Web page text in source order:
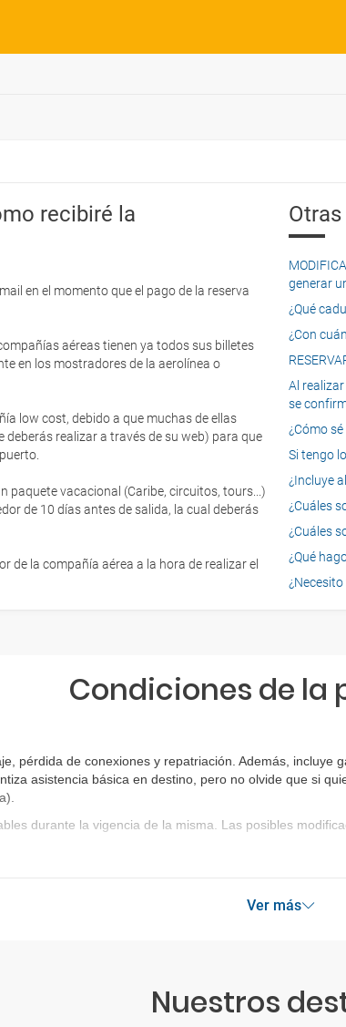
recibiré la
en el momento que el pago de la reserva
aéreas tienen ya todos sus billetes
en los mostradores de la aerolínea o
low cost, debido a que muchas de ellas
realizar a través de su web) para que
paquete vacacional (Caribe, circuitos, tours...)
de 10 días antes de salida, la cual deberás
de la compañía aérea a la hora de realizar el
generar
¿Qué
¿Con
Al
se
¿Cómo
Si tengo
¿Incluye
¿Cuáles
¿Cuáles
¿Qué
Condiciones de la
pérdida de conexiones y repatriación. Además,
asistencia básica en destino, pero no olvide que si
durante la vigencia de la misma. Las posibles
Ver más
Nuestros